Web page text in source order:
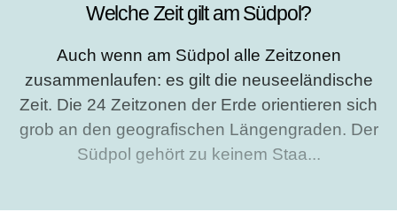
Welche Zeit gilt am Südpol?
Auch wenn am Südpol alle Zeitzonen
zusammenlaufen: es gilt die neuseeländische
Zeit. Die 24 Zeitzonen der Erde orientieren sich
grob an den geografischen Längengraden. Der
Südpol gehört zu keinem Staa...